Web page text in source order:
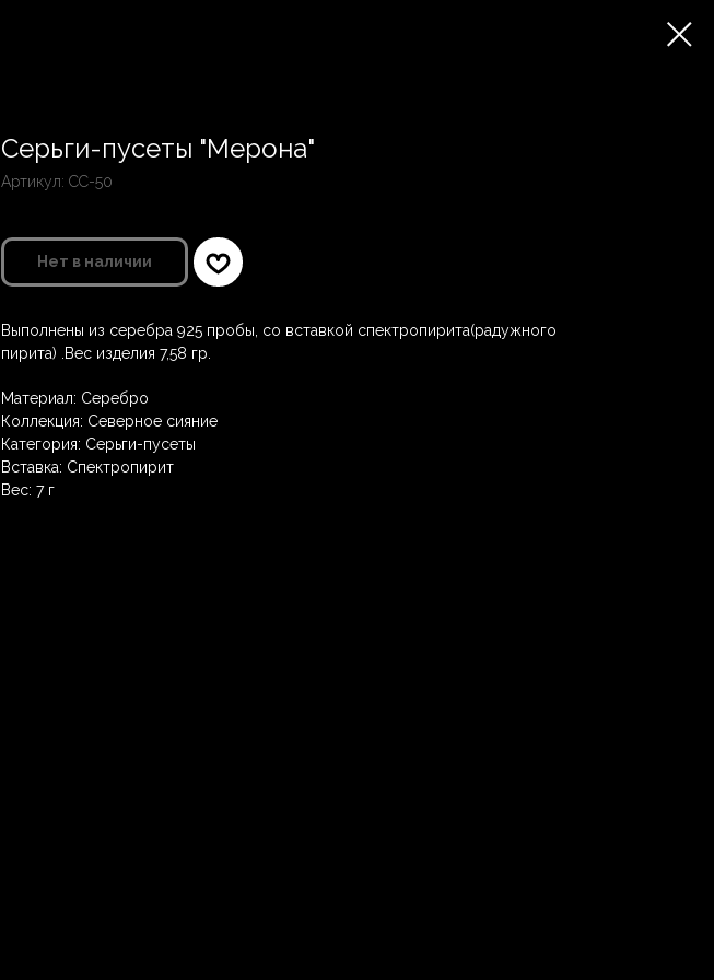
Серьги-пусеты "Мерона"
Артикул: CC-50
Нет в наличии
Выполнены из серебра 925 пробы, со вставкой спектропирита(радужного
пирита) .Вес изделия 7,58 гр.
Материал: Серебро
Коллекция: Северное сияние
Категория: Серьги-пусеты
Вставка: Спектропирит
Вес: 7 г